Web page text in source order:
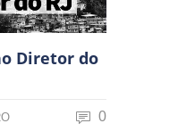
Diretor do
0